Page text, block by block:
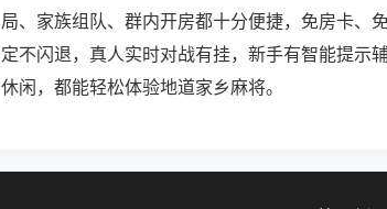
局、家族组队、群内开房都十分便捷，免房卡、
定不闪退，真人实时对战有挂，新手有智能提示
休闲，都能轻松体验地道家乡麻将。